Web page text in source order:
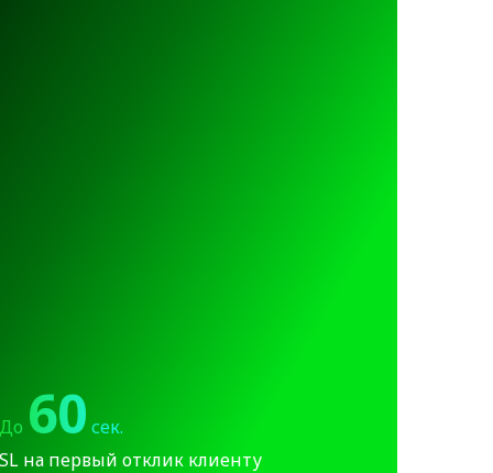
60 сек.
на первый отклик клиенту